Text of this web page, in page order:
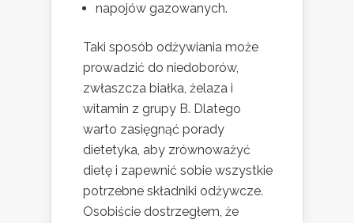
napojów gazowanych.
Taki sposób odżywiania może
prowadzić do niedoborów,
zwłaszcza białka, żelaza i
witamin z grupy B. Dlatego
warto zasięgnąć porady
dietetyka, aby zrównoważyć
dietę i zapewnić sobie wszystkie
potrzebne składniki odżywcze.
Osobiście dostrzegłem, że